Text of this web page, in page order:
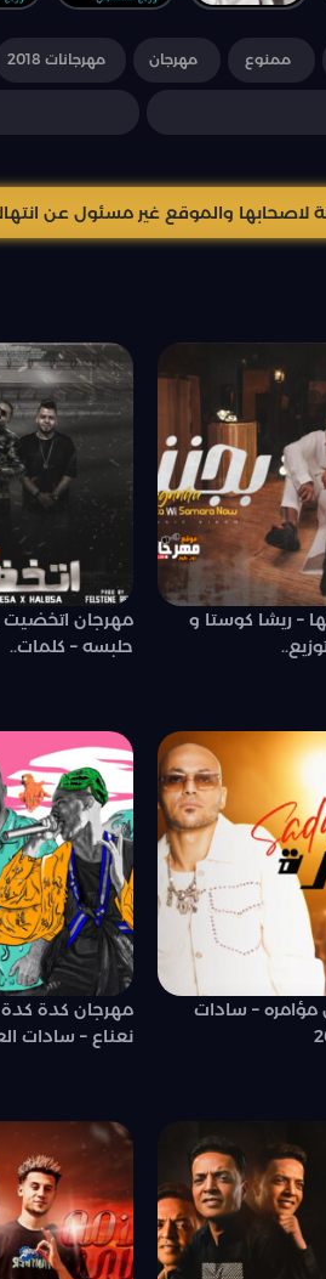
ممنوع مهرجان مهرجانات 2018
والموقع غير مسئول عن انتهاك
– ريشا كوستا و
مهرجان اتخضيت
حلبسه – كلمات..
– سادات
مهرجان كدة
نعناع – سادات